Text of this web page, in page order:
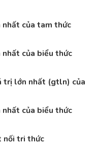
của tam thức
của biểu thức
trị lớn nhất (gtln) của
của biểu thức
nối tri thức